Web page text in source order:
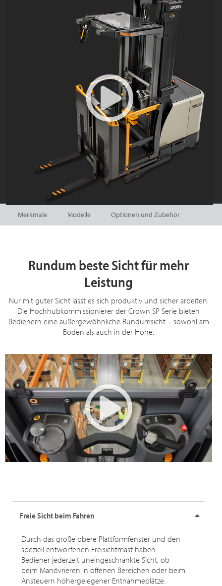
Merkmale Modelle Optionen und Zubehör
Rundum beste Sicht für mehr
Leistung
Nur mit guter Sicht lässt es sich produktiv und sicher arbeiten.
Die Hochhubkommissionierer der Crown SP Serie bieten
Bedienern eine außergewöhnliche Rundumsicht – sowohl am
Boden als auch in der Höhe.
Freie Sicht beim Fahren
Durch das große obere Plattformfenster und den
speziell entworfenen Freisichtmast haben
Bediener jederzeit uneingeschränkte Sicht, ob
beim Manövrieren in offenen Bereichen oder beim
Ansteuern höhergelegener Entnahmeplätze.